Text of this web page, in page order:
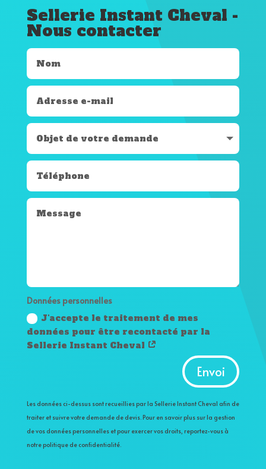
Sellerie Instant Cheval -
Nous contacter
Données personnelles
J'accepte le traitement de mes
données pour être recontacté par la
Sellerie Instant Cheval
Envoi
Les données ci-dessus sont recueillies par la Sellerie Instant Cheval afin de
traiter et suivre votre demande de devis. Pour en savoir plus sur la gestion
de vos données personnelles et pour exercer vos droits, reportez-vous à
notre politique de confidentialité.